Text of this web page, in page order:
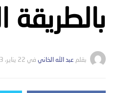
بقلم عبد الله الخاني في 22 يناير، 2023